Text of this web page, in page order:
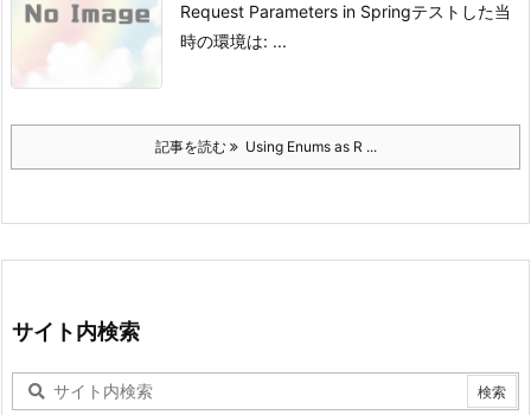
Request Parameters in Springテストした当
時の環境は: ...
記事を読む Using Enums as R ...
サイト内検索